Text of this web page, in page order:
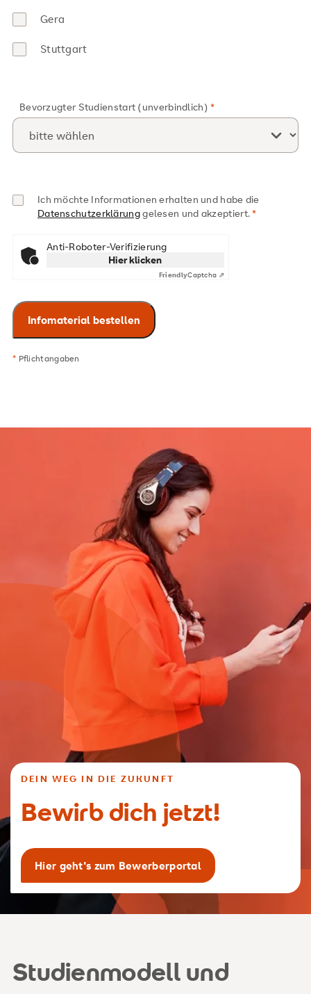
Gera
Stuttgart
Bevorzugter Studienstart (unverbindlich)
Ich möchte Informationen erhalten und habe die
Datenschutzerklärunggelesen und akzeptiert.
Anti-Roboter-Verifizierung
Hier klicken
FriendlyCaptcha ⇗
* Pflichtangaben
DEIN WEG IN DIE ZUKUNFT
Bewirb dich jetzt!
Hier geht's zum Bewerberportal
Studienmodell und